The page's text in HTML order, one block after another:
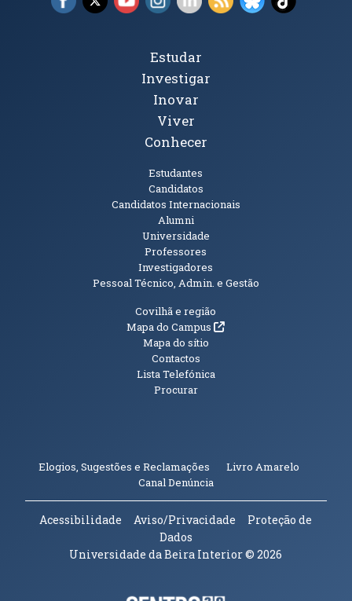
Tópicos Principais
Estudar
Investigar
Inovar
Viver
Conhecer
Estudantes
Candidatos
Candidatos Internacionais
Alumni
Universidade
Professores
Investigadores
Pessoal Técnico, Admin. e Gestão
Informações Adicionais
Covilhã e região
Mapa do Campus(abre em nova janela)
Mapa do sítio
Contactos
Lista Telefónica
Procurar
Elogios, Sugestões e Reclamações Livro Amarelo
Canal Denúncia(abre em nova janela)
Acessibilidade Aviso/Privacidade
Proteção de
Dados
Universidade da Beira Interior© 2026